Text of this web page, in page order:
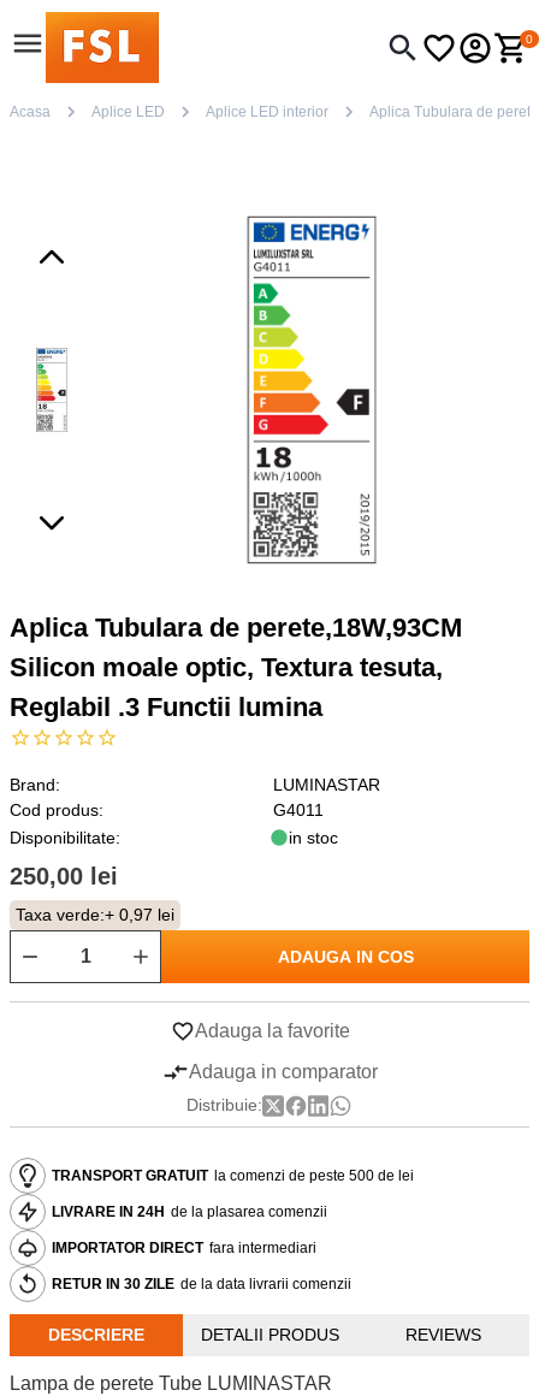
0
Acasa Aplice LED Aplice LED interior Aplica Tubulara de
Aplica Tubulara de perete,18W,93CM
Silicon moale optic, Textura tesuta,
Reglabil .3 Functii lumina
Brand:
LUMINASTAR
Cod produs:
G4011
Disponibilitate:
in stoc
250,00 lei
Taxa verde:+ 0,97 lei
ADAUGA IN COS
Adauga la favorite
Adauga in comparator
Distribuie:
TRANSPORT GRATUIT la comenzi de peste 500 de lei
LIVRARE IN 24H de la plasarea comenzii
IMPORTATOR DIRECT fara intermediari
RETUR IN 30 ZILE de la data livrarii comenzii
DESCRIERE DETALII PRODUS REVIEWS
Lampa de perete Tube LUMINASTAR